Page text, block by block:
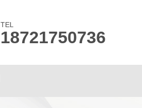
TEL
18721750736